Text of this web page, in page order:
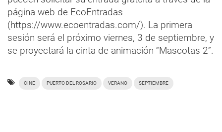
página web de EcoEntradas
(https://www.ecoentradas.com/). La primera
sesión será el próximo viernes, 3 de septiembre, y
se proyectará la cinta de animación “Mascotas 2”.
CINE PUERTO DEL ROSARIO VERANO SEPTIEMBRE